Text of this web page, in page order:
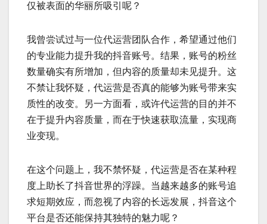
仅被表面的华丽所吸引呢？
我曾尝试过与一位代运营团队合作，希望通过他们
的专业能力提升我的抖音账号。结果，账号的粉丝
数量确实有所增加，但内容的质量却未见提升。这
不禁让我怀疑，代运营是否真的能够为账号带来实
质性的改变。另一方面看，或许代运营的目的并不
在于提升内容质量，而在于快速获取流量，实现商
业变现。
在这个问题上，我不禁怀疑，代运营是否在某种程
度上助长了抖音世界的浮躁。当越来越多的账号追
求短期效应，而忽视了内容的长远发展，抖音这个
平台是否还能保持其独特的魅力呢？